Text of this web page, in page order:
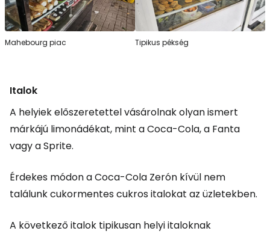
Mahebourg piac Tipikus pékség
Italok
A helyiek előszeretettel vásárolnak olyan ismert
márkájú limonádékat, mint a Coca-Cola, a Fanta
vagy a Sprite.
Érdekes módon a Coca-Cola Zerón kívül nem
találunk cukormentes cukros italokat az üzletekben.
A következő italok tipikusan helyi italoknak